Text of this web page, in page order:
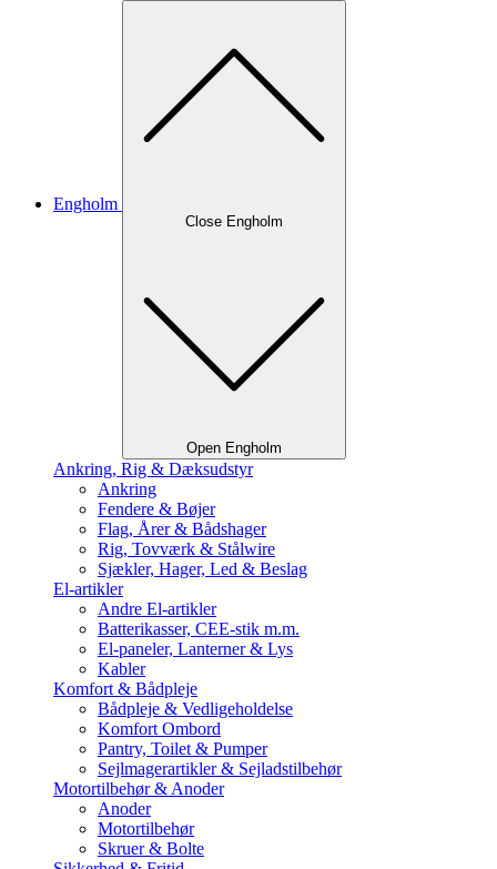
Engholm
Close Engholm
Open Engholm
Ankring, Rig & Dæksudstyr
Ankring
Fendere & Bøjer
Flag, Årer & Bådshager
Rig, Tovværk & Stålwire
Sjækler, Hager, Led & Beslag
El-artikler
Andre El-artikler
Batterikasser, CEE-stik m.m.
El-paneler, Lanterner & Lys
Kabler
Komfort & Bådpleje
Bådpleje & Vedligeholdelse
Komfort Ombord
Pantry, Toilet & Pumper
Sejlmagerartikler & Sejladstilbehør
Motortilbehør & Anoder
Anoder
Motortilbehør
Skruer & Bolte